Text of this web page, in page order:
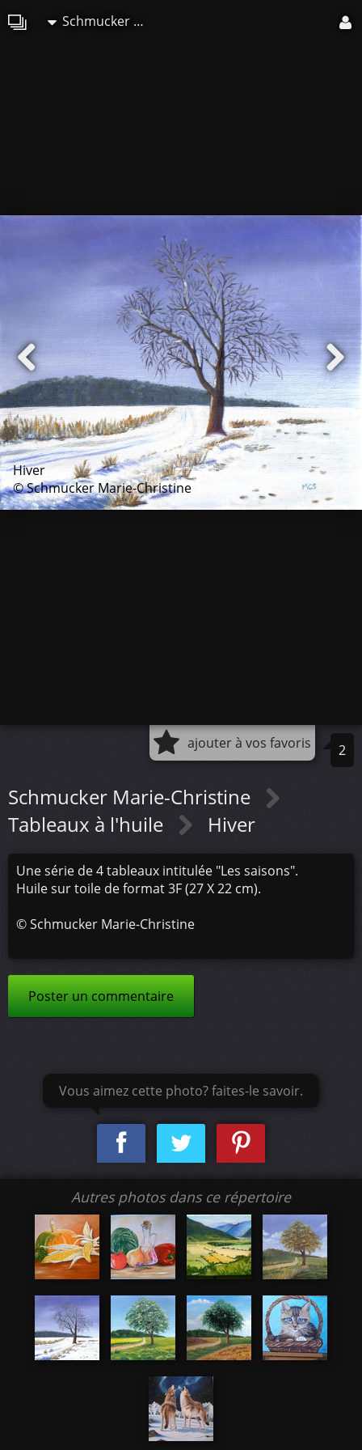
Schmucker Marie-Christine
Hiver
© Schmucker Marie-Christine
ajouter à vos favoris 2
Schmucker Marie-Christine
Tableaux à l'huile
Hiver
Une série de 4 tableaux intitulée "Les saisons".
Huile sur toile de format 3F (27 X 22 cm).
©Schmucker Marie-Christine
Poster un commentaire
Vous aimez cette photo? faites-le savoir.
Autres photos dans ce répertoire